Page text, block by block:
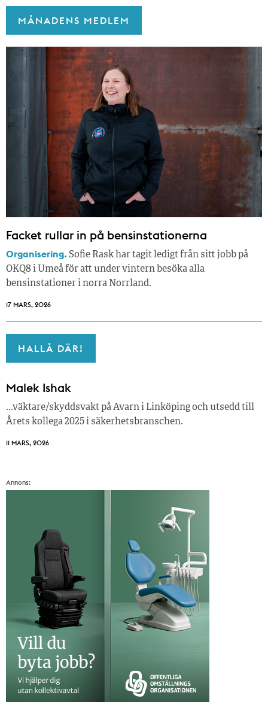
MÅNADENS MEDLEM
Facket rullar in på bensinstationerna
Organisering.Sofie Rask har tagit ledigt från sitt jobb på
OKQ8 i Umeå för att under vintern besöka alla
bensinstationer i norra Norrland.
17 MARS, 2026
HALLÅ DÄR!
Malek Ishak
…väktare/skyddsvakt på Avarn i Linköping och utsedd till
Årets kollega 2025 i säkerhetsbranschen.
11 MARS, 2026
Annons: